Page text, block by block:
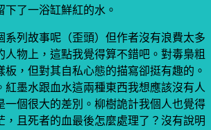
了一浴缸鮮紅的水。
系列故事呢（歪頭）但作者沒有浪費太多
人物上，這點我覺得算不錯吧。對毒梟粗
板，但對其自私心態的描寫卻挺有趣的。
紅墨水跟血水這兩種東西我想應該沒有人
一個很大的差別。柳樹詭計我個人也覺得
，且死者的血最後怎麼處理了？沒有說明